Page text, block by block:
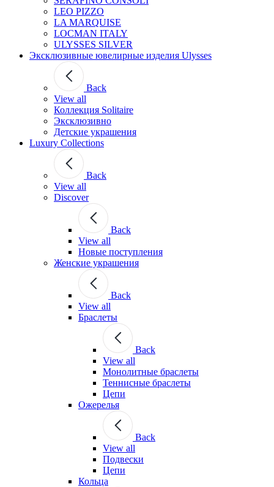
LEO PIZZO
LA MARQUISE
LOCMAN ITALY
ULYSSES SILVER
Эксклюзивные ювелирные изделия Ulysses
Back
View all
Коллекция Solitaire
Эксклюзивно
Детские украшения
Luxury Collections
Back
View all
Discover
Back
View all
Новые поступления
Женские украшения
Back
View all
Браслеты
Back
View all
Монолитные браслеты
Теннисные браслеты
Цепи
Ожерелья
Back
View all
Подвески
Цепи
Кольца